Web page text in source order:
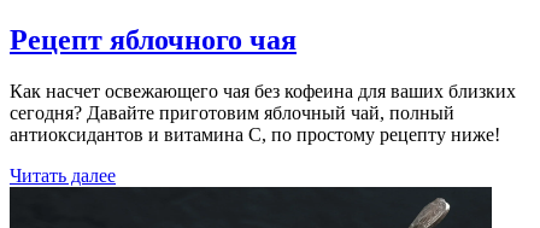
Рецепт яблочного чая
Как насчет освежающего чая без кофеина для ваших близких
сегодня? Давайте приготовим яблочный чай, полный
антиоксидантов и витамина С, по простому рецепту ниже!
Читать далее